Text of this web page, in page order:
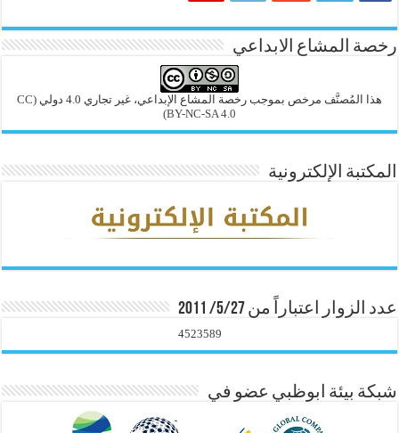
رخصة المشاع الابداعي
هذا المُصنَّف مرخص بموجب رخصة المشاع الإبداعي، غير تجاري 4.0 دولي
(CC
BY-NC-SA 4.0)
المكتبة الإلكترونية
عدد الزوار اعتباراً من 5/27/ 2011
4523589
شبكة بيئة ابوظبي عضو في